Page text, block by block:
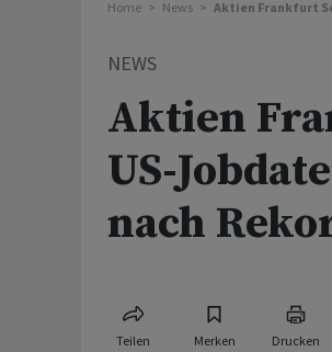
Home News Aktien Frankfurt
NEWS
Aktien
US-
nach
Teilen Merken Drucken